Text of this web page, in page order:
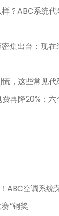
？ABC系统
集出台：现
，这些常见
再降20%：
ABC空调系统
”铜奖